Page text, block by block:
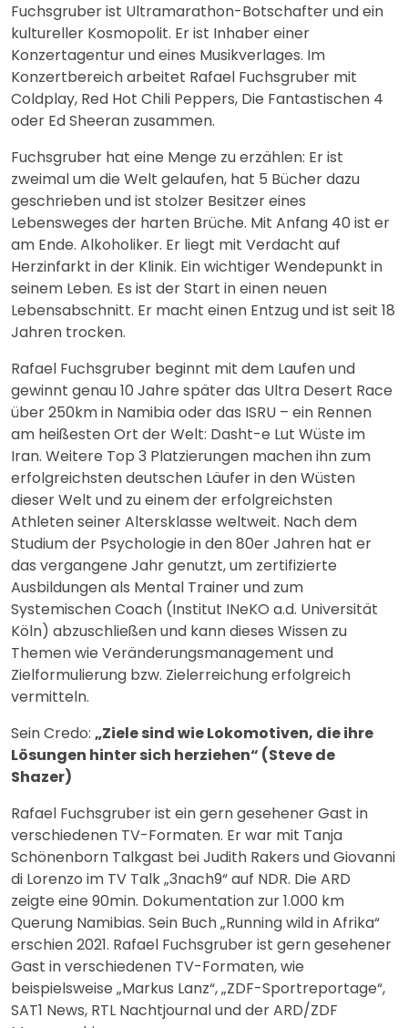
Fuchsgruber ist Ultramarathon-Botschafter und ein
kultureller Kosmopolit. Er ist Inhaber einer
Konzertagentur und eines Musikverlages. Im
Konzertbereich arbeitet Rafael Fuchsgruber mit
Coldplay, Red Hot Chili Peppers, Die Fantastischen 4
oder Ed Sheeran zusammen.
Fuchsgruber hat eine Menge zu erzählen: Er ist
zweimal um die Welt gelaufen, hat 5 Bücher dazu
geschrieben und ist stolzer Besitzer eines
Lebensweges der harten Brüche. Mit Anfang 40 ist er
am Ende. Alkoholiker. Er liegt mit Verdacht auf
Herzinfarkt in der Klinik. Ein wichtiger Wendepunkt in
seinem Leben. Es ist der Start in einen neuen
Lebensabschnitt. Er macht einen Entzug und ist seit 18
Jahren trocken.
Rafael Fuchsgruber beginnt mit dem Laufen und
gewinnt genau 10 Jahre später das Ultra Desert Race
über 250km in Namibia oder das ISRU – ein Rennen
am heißesten Ort der Welt: Dasht-e Lut Wüste im
Iran. Weitere Top 3 Platzierungen machen ihn zum
erfolgreichsten deutschen Läufer in den Wüsten
dieser Welt und zu einem der erfolgreichsten
Athleten seiner Altersklasse weltweit. Nach dem
Studium der Psychologie in den 80er Jahren hat er
das vergangene Jahr genutzt, um zertifizierte
Ausbildungen als Mental Trainer und zum
Systemischen Coach (Institut INeKO a.d. Universität
Köln) abzuschließen und kann dieses Wissen zu
Themen wie Veränderungsmanagement und
Zielformulierung bzw. Zielerreichung erfolgreich
vermitteln.
Sein Credo: „Ziele sind wie Lokomotiven, die ihre
Lösungen hinter sich herziehen“ (Steve de
Shazer)
Rafael Fuchsgruber ist ein gern gesehener Gast in
verschiedenen TV-Formaten. Er war mit Tanja
Schönenborn Talkgast bei Judith Rakers und Giovanni
di Lorenzo im TV Talk „3nach9“ auf NDR. Die ARD
zeigte eine 90min. Dokumentation zur 1.000 km
Querung Namibias. Sein Buch „Running wild in Afrika“
erschien 2021. Rafael Fuchsgruber ist gern gesehener
Gast in verschiedenen TV-Formaten, wie
beispielsweise „Markus Lanz“, „ZDF-Sportreportage“,
SAT1 News, RTL Nachtjournal und der ARD/ZDF